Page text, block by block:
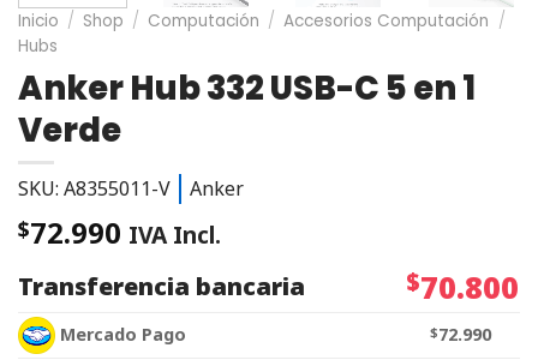
Inicio / Shop / Computación / Accesorios Computación /
Hubs
Anker Hub 332 USB-C 5 en 1
Verde
SKU: ‎A8355011-V Anker
$72.990 IVA Incl.
Transferencia bancaria
$70.800
Mercado Pago $72.990